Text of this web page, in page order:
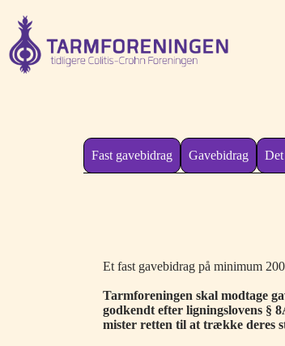
indhold
Fast gavebidrag Gavebidrag
Et fast gavebidrag på minimum
Tarmforeningen skal modtage
godkendt efter ligningslovens §
mister retten til at trække deres